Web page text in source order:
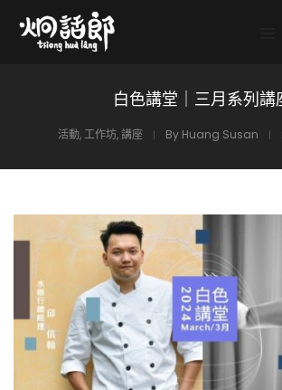
白色講堂｜三月系列講
活動,工作坊,講座 By Huang Susan